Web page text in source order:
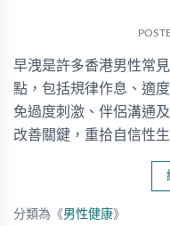
早洩是許多香港男性常
點，包括規律作息、適
免過度刺激、伴侶溝通
改善關鍵，重拾自信性生
分類為《男性健康》